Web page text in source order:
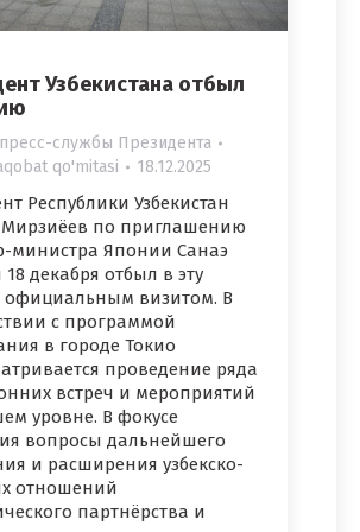
Узбекистана отбыл
службы Президента
qo'mitasi 18.12.2025
Республики Узбекистан
по приглашению
министра Японии Санаэ
декабря отбыл в эту
официальным визитом. В
с программой
в городе Токио
проведение ряда
встреч и мероприятий
уровне. В фокусе
вопросы дальнейшего
и расширения узбекско-
отношений
партнёрства и